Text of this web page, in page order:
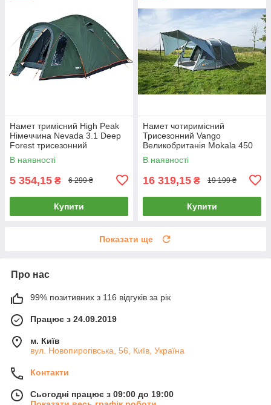
Намет тримісний High Peak
Німеччина Nevada 3.1 Deep
Forest трисезонний
В наявності
5 354,15 ₴ 6 299 ₴
Купити
Намет чотиримісний
Трисезонний Vango
Великобританія Mokala 450
Mineral Green
В наявності
16 319,15 ₴ 19 199 ₴
Купити
Показати ще
Про нас
99% позитивних з 116 відгуків за рік
Працює з 24.09.2019
м. Київ
вул. Новопирогівська, 56, Київ, Україна
Контакти
Сьогодні працює з 09:00 до 19:00